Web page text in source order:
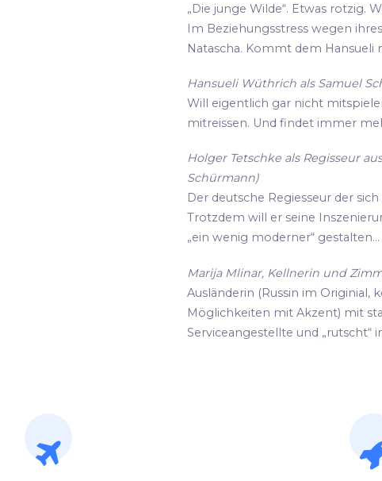
„Die junge Wilde“. Etwas rotzig.
Im Beziehungsstress wegen
Natascha. Kommt dem Hansueli
Hansueli Wüthrich als Samuel
Will eigentlich gar nicht
mitreissen. Und findet immer
Holger Tetschke als Regisseur
Schürmann)
Der deutsche Regiesseur der
Trotzdem will er seine
„ein wenig moderner“
Marija Mlinar, Kellnerin und
Ausländerin (Russin im Originial,
Möglichkeiten mit Akzent) mit
Serviceangestellte und „rutscht“